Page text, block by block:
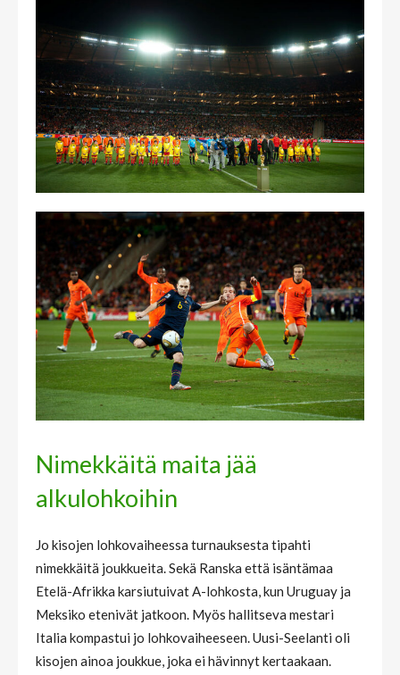
Nimekkäitä maita jää
alkulohkoihin
Jo kisojen lohkovaiheessa turnauksesta tipahti
nimekkäitä joukkueita. Sekä Ranska että isäntämaa
Etelä-Afrikka karsiutuivat A-lohkosta, kun Uruguay ja
Meksiko etenivät jatkoon. Myös hallitseva mestari
Italia kompastui jo lohkovaiheeseen. Uusi-Seelanti oli
kisojen ainoa joukkue, joka ei hävinnyt kertaakaan.